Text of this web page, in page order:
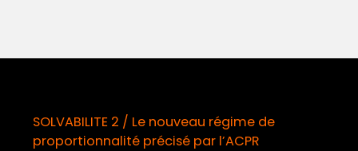
SOLVABILITE 2 / Le nouveau régime de
proportionnalité précisé par l’ACPR